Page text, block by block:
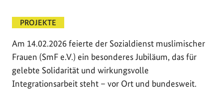
PROJEKTE
Am 14.02.2026 feierte der Sozialdienst muslimischer
Frauen (SmF e.V.) ein besonderes Jubiläum, das für
gelebte Solidarität und wirkungsvolle
Integrationsarbeit steht – vor Ort und bundesweit.